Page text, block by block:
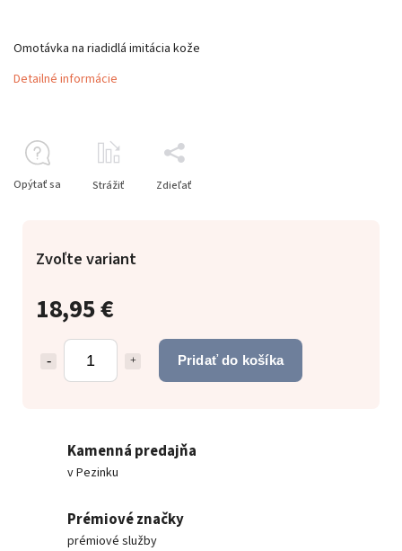
18,95 €
Pridať do košíka
Zvoľte variant
Omotávka na riadidlá imitácia kože
Detailné informácie
Opýtať sa Strážiť Zdieľať
Kamenná predajňa
v Pezinku
Prémiové značky
prémiové služby